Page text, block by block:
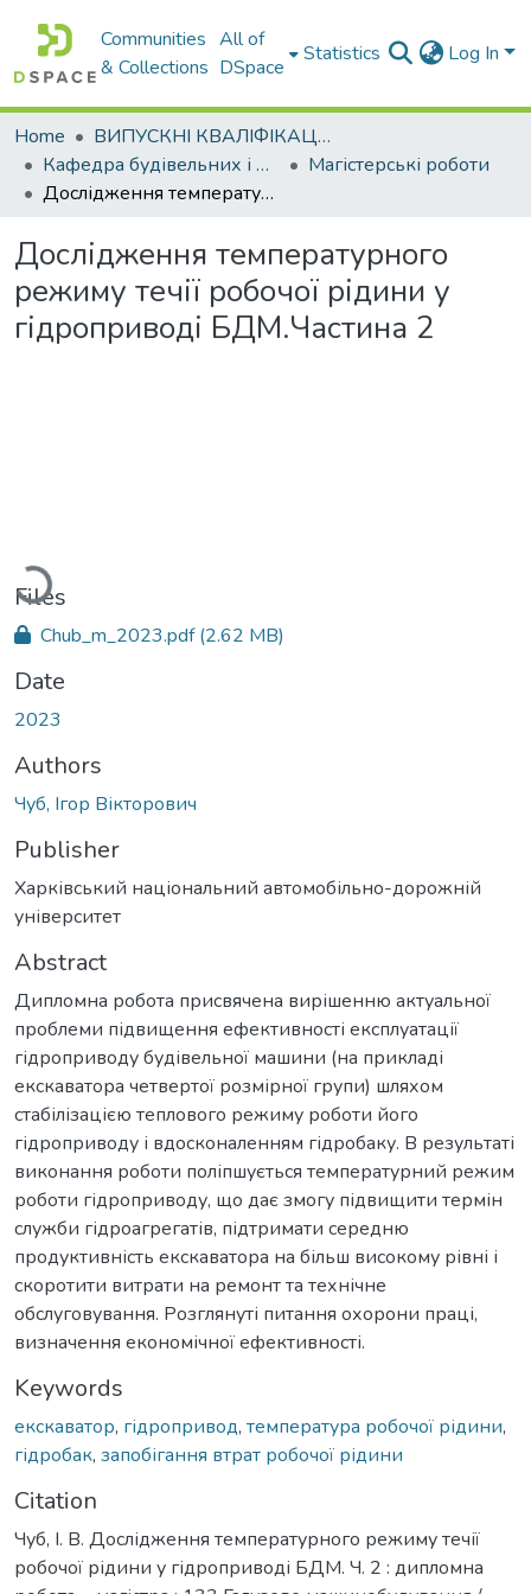
Communities
& Collections
All of
DSpace
Statistics Log In
Home
ВИПУСКНІ КВАЛІФІКАЦІЙНІ РОБОТИ
Кафедра будівельних і дорожніх машин
Магістерські роботи
Дослідження температурного режиму течії робочої рідини у гідроприводі БДМ.Частина 2
Дослідження температурного
режиму течії робочої рідини у
гідроприводі БДМ.Частина 2
Files
Chub_m_2023.pdf(2.62 MB)
Date
2023
Authors
Чуб, Ігор Вікторович
Publisher
Харківський національний автомобільно-дорожній
університет
Abstract
Дипломна робота присвячена вирішенню актуальної
проблеми підвищення ефективності експлуатації
гідроприводу будівельної машини (на прикладі
екскаватора четвертої розмірної групи) шляхом
стабілізацією теплового режиму роботи його
гідроприводу і вдосконаленням гідробаку. В результаті
виконання роботи поліпшується температурний режим
роботи гідроприводу, що дає змогу підвищити термін
служби гідроагрегатів, підтримати середню
продуктивність екскаватора на більш високому рівні і
скоротити витрати на ремонт та технічне
обслуговування. Розглянуті питання охорони праці,
визначення економічної ефективності.
Keywords
екскаватор, гідропривод, температура робочої рідини,
гідробак, запобігання втрат робочої рідини
Citation
Чуб, І. В. Дослідження температурного режиму течії
робочої рідини у гідроприводі БДМ. Ч. 2 : дипломна